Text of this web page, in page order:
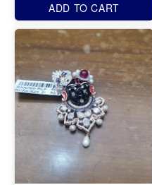
ADD TO CART